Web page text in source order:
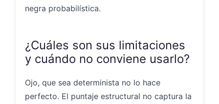
negra probabilística.
¿Cuáles son sus limitaciones
y cuándo no conviene usarlo?
Ojo, que sea determinista no lo hace
perfecto. El puntaje estructural no captura la